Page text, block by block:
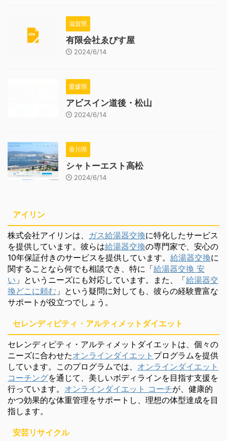
滋賀県
有限会社ゑびす屋
2024/6/14
愛媛県
アビスイン道後・松山
2024/6/14
香川県
シャトーエスト高松
2024/6/14
アイリン
株式会社アイリンは、 ガス給湯器交換に特化したサービス
を提供しています。彼らは給湯器交換の専門家で、安心の
10年保証付きのサービスを提供しています。 給湯器交換に
関することなら何でも相談でき、特に「給湯器交換 安
い 」というニーズにも対応しています。また、「給湯器交
換どこに頼む 」という疑問に対しても、彼らの経験豊富な
サポートが役立つでしょう。
セレンディピティ・アルティメットダイエット
セレンディピティ・アルティメットダイエットは、個々の
ニーズに合わせたオンラインダイエット プログラムを提供
しています。このプログラムでは、 オンラインダイエット
コーチングを通じて、美しいボディラインを目指す支援を
行っています。 オンラインダイエット コーチが、健康的
かつ効果的な体重管理をサポートし、理想の体型達成を目
指します。
安芸リサイクル